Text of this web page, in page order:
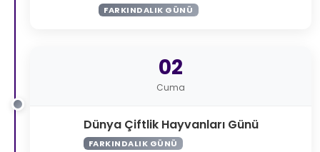
FARKINDALIK GÜNÜ
02
Cuma
Dünya Çiftlik Hayvanları Günü
FARKINDALIK GÜNÜ